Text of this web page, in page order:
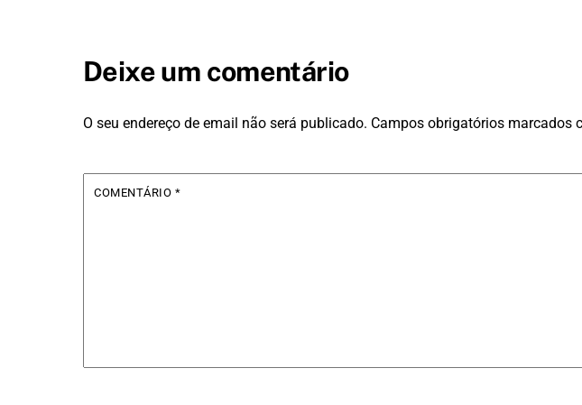
Deixe um comentário
O seu endereço de email não será publicado. Campos obrigatórios marcados
COMENTÁRIO *